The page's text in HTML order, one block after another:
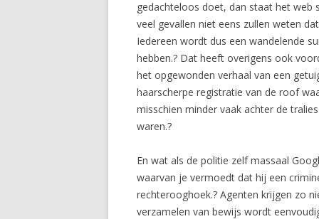
gedachteloos doet, dan staat het web
veel gevallen niet eens zullen weten
Iedereen wordt dus een wandelende
hebben.? Dat heeft overigens ook
het opgewonden verhaal van een
haarscherpe registratie van de roof
misschien minder vaak achter de
waren.?
En wat als de politie zelf massaal
waarvan je vermoedt dat hij een
rechterooghoek.? Agenten krijgen zo
verzamelen van bewijs wordt